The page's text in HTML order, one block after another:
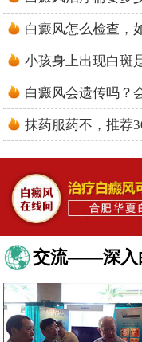
白癜风怎么检查，
小孩身上出现白斑
白癜风会遗传吗？
抹药服药不，推荐
交流——深入